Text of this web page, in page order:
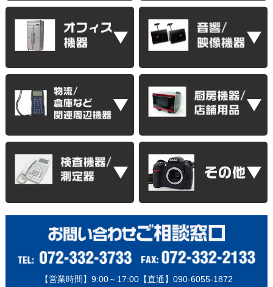
【営業時間】9:00～17:00【直通】090-6055-1872